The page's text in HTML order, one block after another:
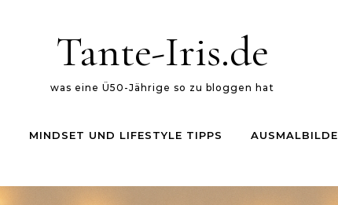
Tante-Iris.de
was eine Ü50-Jährige so zu bloggen hat
MINDSET UND LIFESTYLE TIPPS